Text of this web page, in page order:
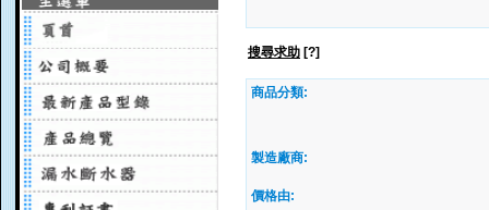
搜尋求助 [?]
商品分類:
製造廠商:
價格由: